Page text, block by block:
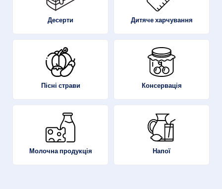
Десерти Дитяче харчування
Пісні страви Консервація
Молочна продукція Напої